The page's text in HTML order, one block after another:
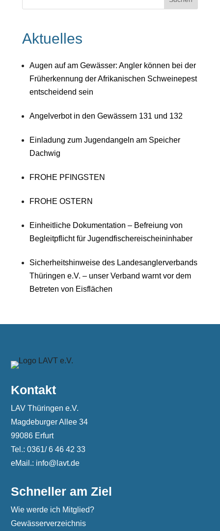
Aktuelles
Augen auf am Gewässer: Angler können bei der
Früherkennung der Afrikanischen Schweinepest
entscheidend sein
Angelverbot in den Gewässern 131 und 132
Einladung zum Jugendangeln am Speicher
Dachwig
FROHE PFINGSTEN
FROHE OSTERN
Einheitliche Dokumentation – Befreiung von
Begleitpflicht für Jugendfischereischeininhaber
Sicherheitshinweise des Landesanglerverbands
Thüringen e.V. – unser Verband warnt vor dem
Betreten von Eisflächen
Kontakt
LAV Thüringen e.V.
Magdeburger Allee 34
99086 Erfurt
Tel.: 0361/ 6 46 42 33
eMail.: info@lavt.de
Schneller am Ziel
Wie werde ich Mitglied?
Gewässerverzeichnis